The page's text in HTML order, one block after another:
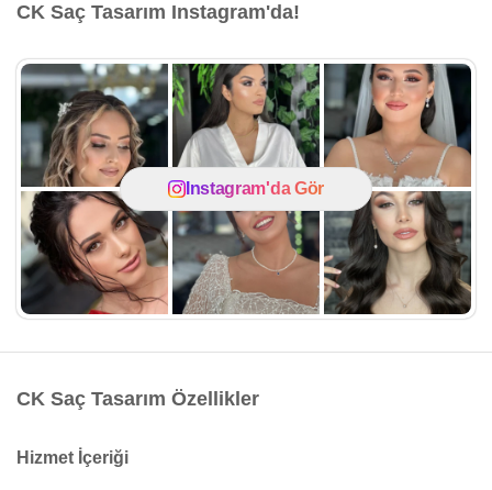
CK Saç Tasarım Instagram'da!
Instagram'da Gör
CK Saç Tasarım Özellikler
Hizmet İçeriği